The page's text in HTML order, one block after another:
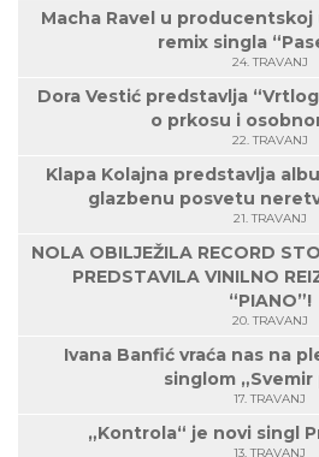
Macha Ravel u
remix singla
24. TRAVANJ
Dora Vestić predstavlja
o prkosu i
22. TRAVANJ
Klapa Kolajna predstavlja
glazbenu posvetu
21. TRAVANJ
NOLA OBILJEŽILA RECORD
PREDSTAVILA VINILNO
“PIANO”!
20. TRAVANJ
Ivana Banfić vraća nas na
singlom „Svemir
17. TRAVANJ
„Kontrola“ je novi singl
13. TRAVANJ